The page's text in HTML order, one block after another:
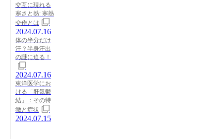
交互に現れる
寒さと熱: 寒熱
交作とは
2024.07.16
体の半分だけ
汗？半身汗出
の謎に迫る！
2024.07.16
東洋医学にお
ける「肝気鬱
結」：その特
徴と症状
2024.07.15